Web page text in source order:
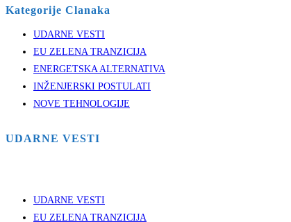
Kategorije Clanaka
UDARNE VESTI
EU ZELENA TRANZICIJA
ENERGETSKA ALTERNATIVA
INŽENJERSKI POSTULATI
NOVE TEHNOLOGIJE
UDARNE VESTI
UDARNE VESTI
EU ZELENA TRANZICIJA